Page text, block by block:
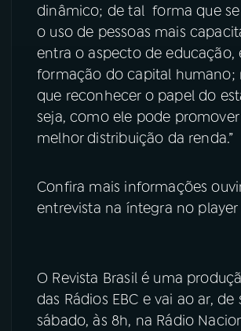
dinâmico; de tal forma que
o uso de pessoas mais
entra o aspecto de educação,
formação do capital humano;
que reconhecer o papel do
seja, como ele pode
melhor distribuição da renda.”
Confira mais informações
entrevista na íntegra no
O Revista Brasil é uma
das Rádios EBC e vai ao ar, de
sábado, às 8h, na Rádio